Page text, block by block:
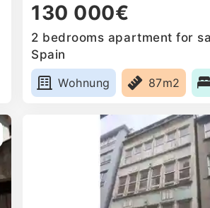
130 000€
2 bedrooms apartment for
Spain
Wohnung
87m2